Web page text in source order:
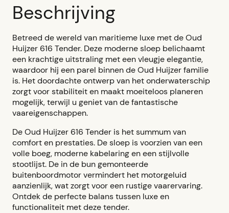
Beschrijving
Betreed de wereld van maritieme luxe met de Oud
Huijzer 616 Tender. Deze moderne sloep belichaamt
een krachtige uitstraling met een vleugje elegantie,
waardoor hij een parel binnen de Oud Huijzer familie
is. Het doordachte ontwerp van het onderwaterschip
zorgt voor stabiliteit en maakt moeiteloos planeren
mogelijk, terwijl u geniet van de fantastische
vaareigenschappen.
De Oud Huijzer 616 Tender is het summum van
comfort en prestaties. De sloep is voorzien van een
volle boeg, moderne kabelaring en een stijlvolle
stootlijst. De in de bun gemonteerde
buitenboordmotor vermindert het motorgeluid
aanzienlijk, wat zorgt voor een rustige vaarervaring.
Ontdek de perfecte balans tussen luxe en
functionaliteit met deze tender.